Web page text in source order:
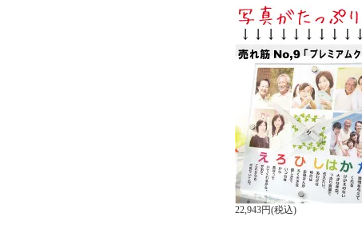
22,943円(税込)